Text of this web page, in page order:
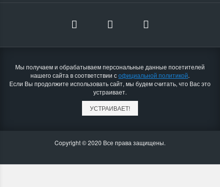
Мы получаем и обрабатываем персональные данные посетителей
нашего сайта в соответствии софициальной политикой.
Если Вы продолжите использовать сайт, мы будем считать, что Вас это
устраивает.
УСТРАИВАЕТ!
Copyright © 2020 Все права защищены.